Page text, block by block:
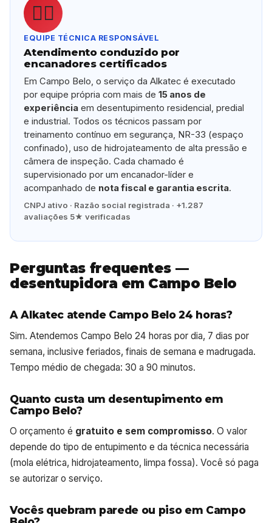
👷‍♂️
EQUIPE TÉCNICA RESPONSÁVEL
Atendimento conduzido por
encanadores certificados
Em Campo Belo, o serviço da Alkatec é executado
por equipe própria com mais de15 anos de
experiência em desentupimento residencial, predial
e industrial. Todos os técnicos passam por
treinamento contínuo em segurança, NR-33 (espaço
confinado), uso de hidrojateamento de alta pressão e
câmera de inspeção. Cada chamado é
supervisionado por um encanador-líder e
acompanhado de nota fiscal e garantia escrita.
CNPJ ativo · Razão social registrada · +1.287
avaliações 5★ verificadas
Perguntas frequentes —
desentupidora em Campo Belo
A Alkatec atende Campo Belo 24 horas?
Sim. Atendemos Campo Belo 24 horas por dia, 7 dias por
semana, inclusive feriados, finais de semana e madrugada.
Tempo médio de chegada: 30 a 90 minutos.
Quanto custa um desentupimento em
Campo Belo?
O orçamento é gratuito e sem compromisso. O valor
depende do tipo de entupimento e da técnica necessária
(mola elétrica, hidrojateamento, limpa fossa). Você só paga
se autorizar o serviço.
Vocês quebram parede ou piso em Campo